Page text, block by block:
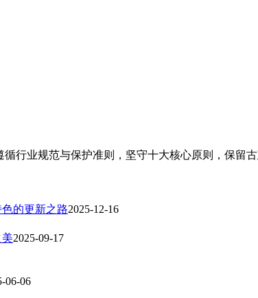
行业规范与保护准则，坚守十大核心原则，保留古
的更新之路2025-12-16
2025-09-17
06-06